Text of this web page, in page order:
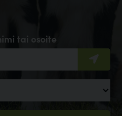
tai osoite